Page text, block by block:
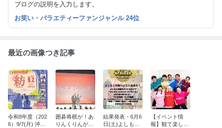
ブログの説明を入力します。
お笑い・バラエティーファンジャンル 24位
最近の画像つき記事
令和8年度（202
6）9/7(月) 沖縄
囲碁将棋が！あ
りんくりんが！
結果発表・6月6
日(土)よしもと
【イベント情
報】観て楽しむ